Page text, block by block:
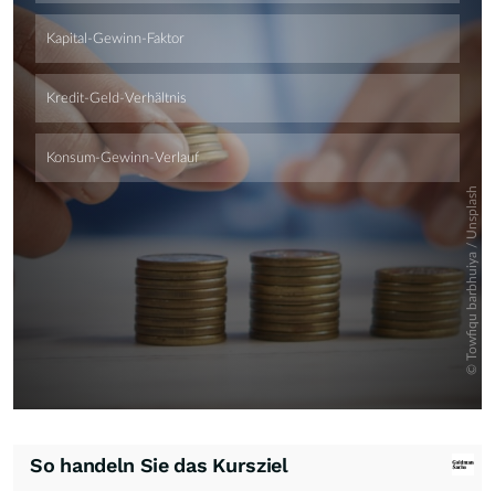
Skip
So handeln Sie das Kursziel